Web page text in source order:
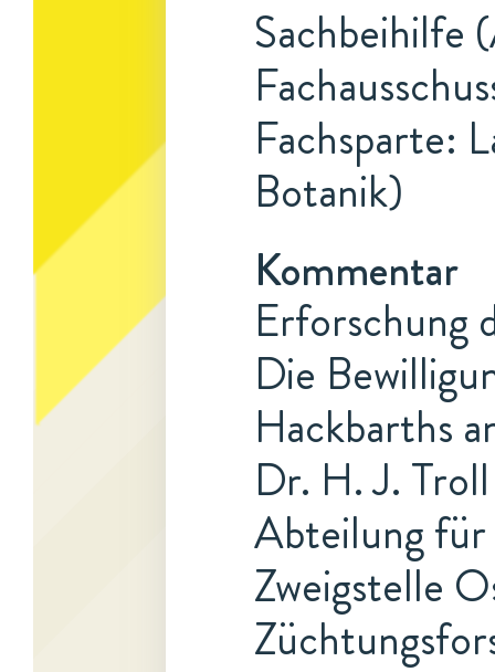
Sachbeihilfe
Fachsparte:
Botanik)
Kommentar
Erforschung
Die
Hackbarths
Dr. H. J.
Abteilung für
Zweigstelle